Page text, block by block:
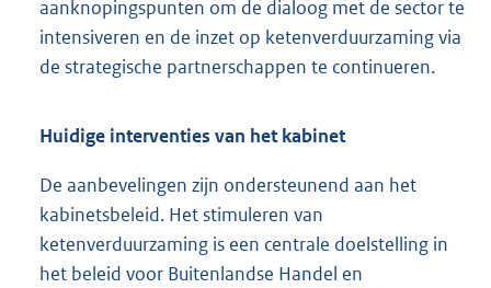
aanknopingspunten om de dialoog met de sector te
intensiveren en de inzet op ketenverduurzaming via
de strategische partnerschappen te continueren.
Huidige interventies van het kabinet
De aanbevelingen zijn ondersteunend aan het
kabinetsbeleid. Het stimuleren van
ketenverduurzaming is een centrale doelstelling in
het beleid voor Buitenlandse Handel en